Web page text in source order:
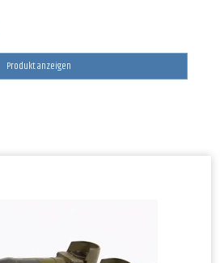
Produkt anzeigen